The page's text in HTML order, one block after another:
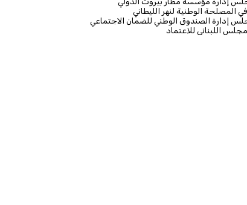
المصلحة الوطنية لنهر الليطاني
إدارة الصندوق الوطني للضمان الاجتماعي
اللبناني للاعتماد